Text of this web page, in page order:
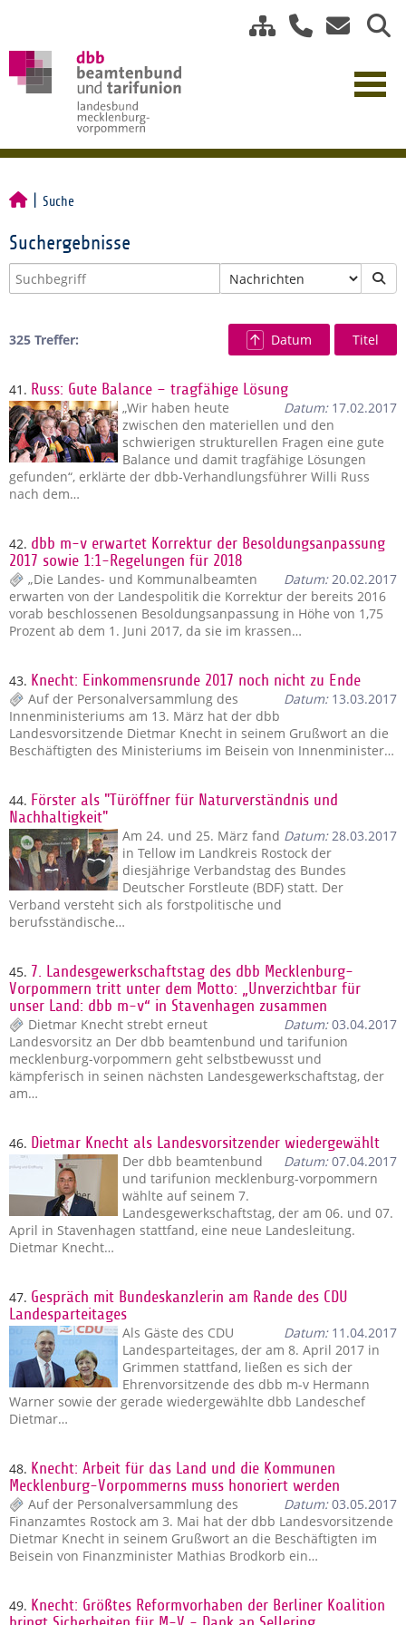
Suche
Suchergebnisse
325 Treffer: Datum Titel
41. Russ: Gute Balance – tragfähige Lösung
Datum:17.02.2017
„Wir haben heute
zwischen den materiellen und den
schwierigen strukturellen Fragen eine gute
Balance und damit tragfähige Lösungen
gefunden“, erklärte der dbb-Verhandlungsführer Willi Russ
nach dem…
42. dbb m-v erwartet Korrektur der Besoldungsanpassung
2017 sowie 1:1-Regelungen für 2018
Datum:20.02.2017
„Die Landes- und Kommunalbeamten
erwarten von der Landespolitik die Korrektur der bereits 2016
vorab beschlossenen Besoldungsanpassung in Höhe von 1,75
Prozent ab dem 1. Juni 2017, da sie im krassen…
43. Knecht: Einkommensrunde 2017 noch nicht zu Ende
Datum:13.03.2017
Auf der Personalversammlung des
Innenministeriums am 13. März hat der dbb
Landesvorsitzende Dietmar Knecht in seinem Grußwort an die
Beschäftigten des Ministeriums im Beisein von Innenminister…
44. Förster als "Türöffner für Naturverständnis und
Nachhaltigkeit"
Datum:28.03.2017
Am 24. und 25. März fand
in Tellow im Landkreis Rostock der
diesjährige Verbandstag des Bundes
Deutscher Forstleute (BDF) statt. Der
Verband versteht sich als forstpolitische und
berufsständische…
45. 7. Landesgewerkschaftstag des dbb Mecklenburg-
Vorpommern tritt unter dem Motto: „Unverzichtbar für
unser Land: dbb m-v“ in Stavenhagen zusammen
Datum:03.04.2017
Dietmar Knecht strebt erneut
Landesvorsitz an Der dbb beamtenbund und tarifunion
mecklenburg-vorpommern geht selbstbewusst und
kämpferisch in seinen nächsten Landesgewerkschaftstag, der
am…
46. Dietmar Knecht als Landesvorsitzender wiedergewählt
Datum:07.04.2017
Der dbb beamtenbund
und tarifunion mecklenburg-vorpommern
wählte auf seinem 7.
Landesgewerkschaftstag, der am 06. und 07.
April in Stavenhagen stattfand, eine neue Landesleitung.
Dietmar Knecht…
47. Gespräch mit Bundeskanzlerin am Rande des CDU
Landesparteitages
Datum:11.04.2017
Als Gäste des CDU
Landesparteitages, der am 8. April 2017 in
Grimmen stattfand, ließen es sich der
Ehrenvorsitzende des dbb m-v Hermann
Warner sowie der gerade wiedergewählte dbb Landeschef
Dietmar…
48. Knecht: Arbeit für das Land und die Kommunen
Mecklenburg-Vorpommerns muss honoriert werden
Datum:03.05.2017
Auf der Personalversammlung des
Finanzamtes Rostock am 3. Mai hat der dbb Landesvorsitzende
Dietmar Knecht in seinem Grußwort an die Beschäftigten im
Beisein von Finanzminister Mathias Brodkorb ein…
49. Knecht: Größtes Reformvorhaben der Berliner Koalition